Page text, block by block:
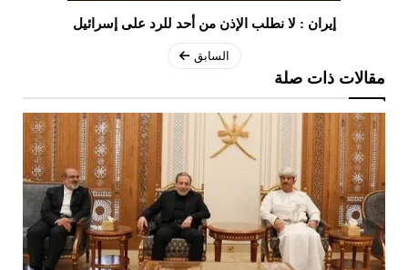
إيران : لا نطلب الإذن من أحد للرد على إسرائيل
السابق
مقالات ذات صلة